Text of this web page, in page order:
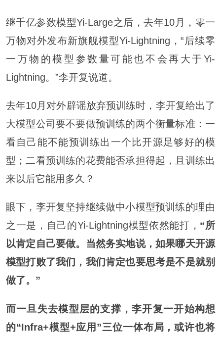
继千亿参数模型Yi-Large之后，去年10月，零一
万物对外发布新旗舰模型Yi-Lightning，“后续零
一万物的模型参数量可能也不会再大于Yi-
Lightning。”李开复说道。
去年10月对外辟谣放弃预训练时，李开复给出了
大模型公司要不要做预训练的两个衡量标准：一
看自己能不能预训练出一个比开源足够好的模
型；二看预训练的花费能否承担得起，且训练出
来以后它能用多久？
眼下，李开复坚持继续做中小模型预训练的理由
之一是，自己的Yi-Lightning模型依然能打， “所
以肯定自己要做。当然务实地说，如果哪天开源
模型打败了我们，我们肯定也要思考是不是就别
做了。”
而一旦失去模型层的支撑，李开复一开始构想
的“Infra+模型+应用”三位一体布局，或许也将